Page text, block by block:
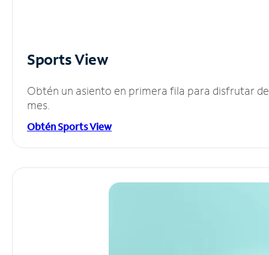
Sports View
Obtén un asiento en primera fila para disfrutar
mes.
Obtén Sports View